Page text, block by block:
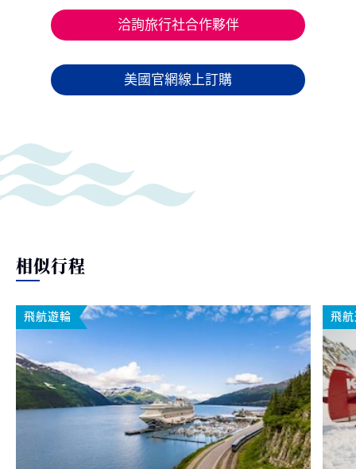
洽詢旅行社合作夥伴
美國官網線上訂購
相似行程
飛航遊輪 飛